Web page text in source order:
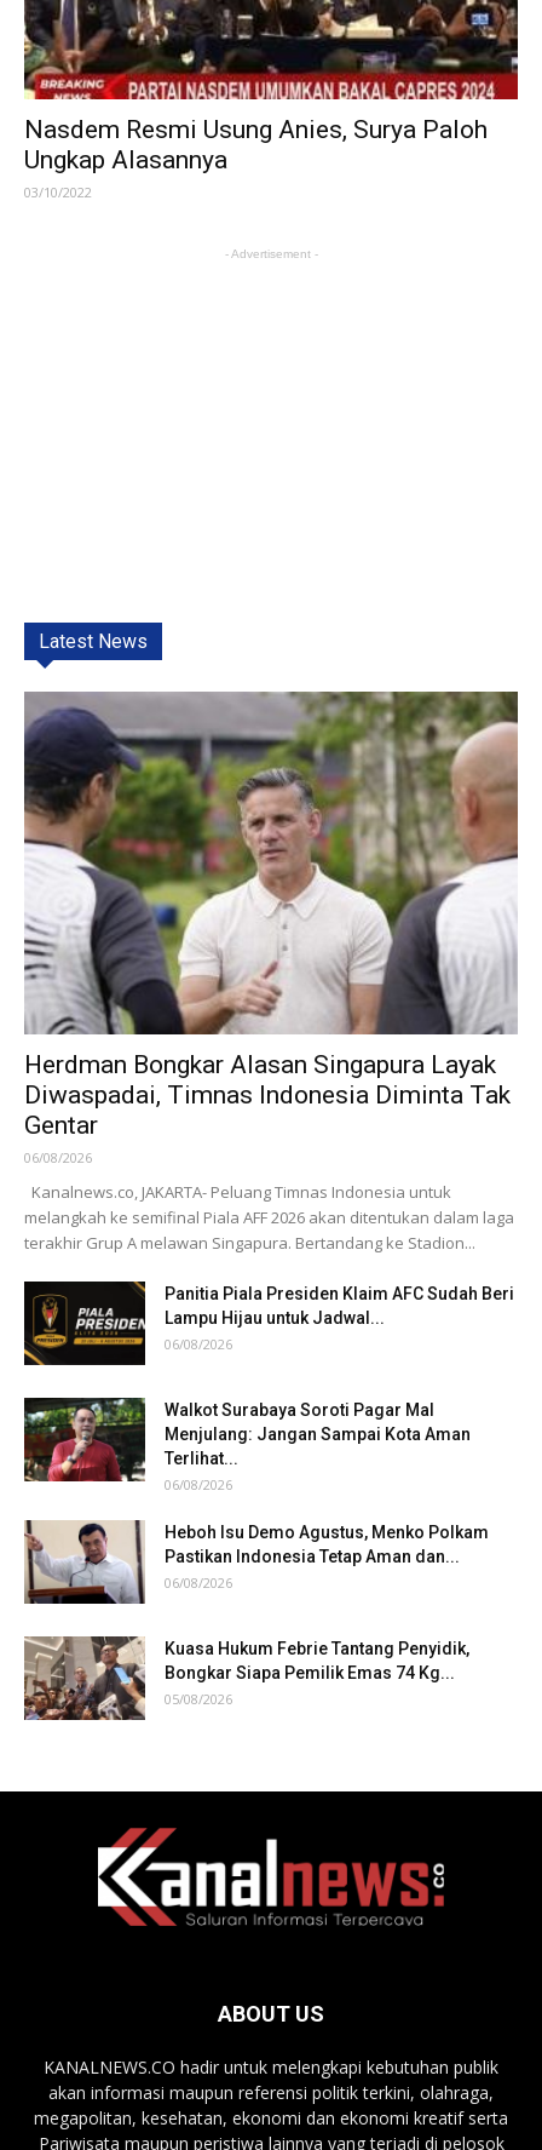
Nasdem Resmi Usung Anies, Surya Paloh
Ungkap Alasannya
03/10/2022
- Advertisement -
Latest News
Herdman Bongkar Alasan Singapura Layak
Diwaspadai, Timnas Indonesia Diminta Tak
Gentar
06/08/2026
Kanalnews.co, JAKARTA- Peluang Timnas Indonesia untuk
melangkah ke semifinal Piala AFF 2026 akan ditentukan dalam laga
terakhir Grup A melawan Singapura. Bertandang ke Stadion...
Panitia Piala Presiden Klaim AFC Sudah Beri
Lampu Hijau untuk Jadwal...
06/08/2026
Walkot Surabaya Soroti Pagar Mal
Menjulang: Jangan Sampai Kota Aman
Terlihat...
06/08/2026
Heboh Isu Demo Agustus, Menko Polkam
Pastikan Indonesia Tetap Aman dan...
06/08/2026
Kuasa Hukum Febrie Tantang Penyidik,
Bongkar Siapa Pemilik Emas 74 Kg...
05/08/2026
ABOUT US
KANALNEWS.CO hadir untuk melengkapi kebutuhan publik
akan informasi maupun referensi politik terkini, olahraga,
megapolitan, kesehatan, ekonomi dan ekonomi kreatif serta
Pariwisata maupun peristiwa lainnya yang terjadi di pelosok